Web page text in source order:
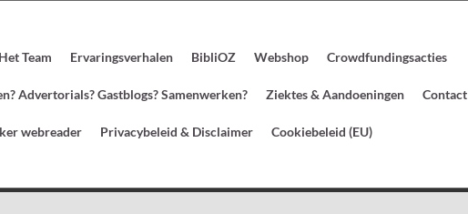
Het Team Ervaringsverhalen BibliOZ Webshop Crowdfundingsacties
Advertorials? Gastblogs? Samenwerken? Ziektes & Aandoeningen Contact
webreader Privacybeleid & Disclaimer Cookiebeleid (EU)